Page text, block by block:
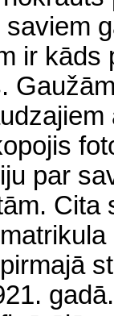
ir kāds
par
Cita